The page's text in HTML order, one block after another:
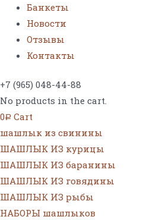
Банкеты
Новости
Отзывы
Контакты
+7 (965) 048-44-88
No products in the cart.
0Р Cart
шашлык из свинины
ШАШЛЫК ИЗ курицы
ШАШЛЫК ИЗ баранины
ШАШЛЫК ИЗ говядины
ШАШЛЫК ИЗ рыбы
НАБОРЫ шашлыков